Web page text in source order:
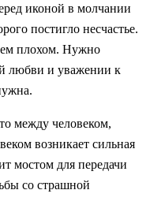
иконой в молчании
постигло несчастье.
плохом. Нужно
любви и уважении к
между человеком,
возникает сильная
мостом для передачи
со страшной